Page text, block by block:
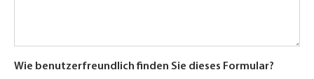
Wie benutzerfreundlich finden Sie dieses Formular?